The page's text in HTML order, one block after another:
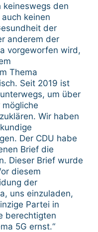
keineswegs den
keinen
der
anderem der
vorgeworfen wird,
Thema
Seit 2019 ist
um über
Wir haben
Der CDU habe
Brief die
Dieser Brief wurde
diesem
der
uns einzuladen,
Partei in
berechtigten
5G ernst.“